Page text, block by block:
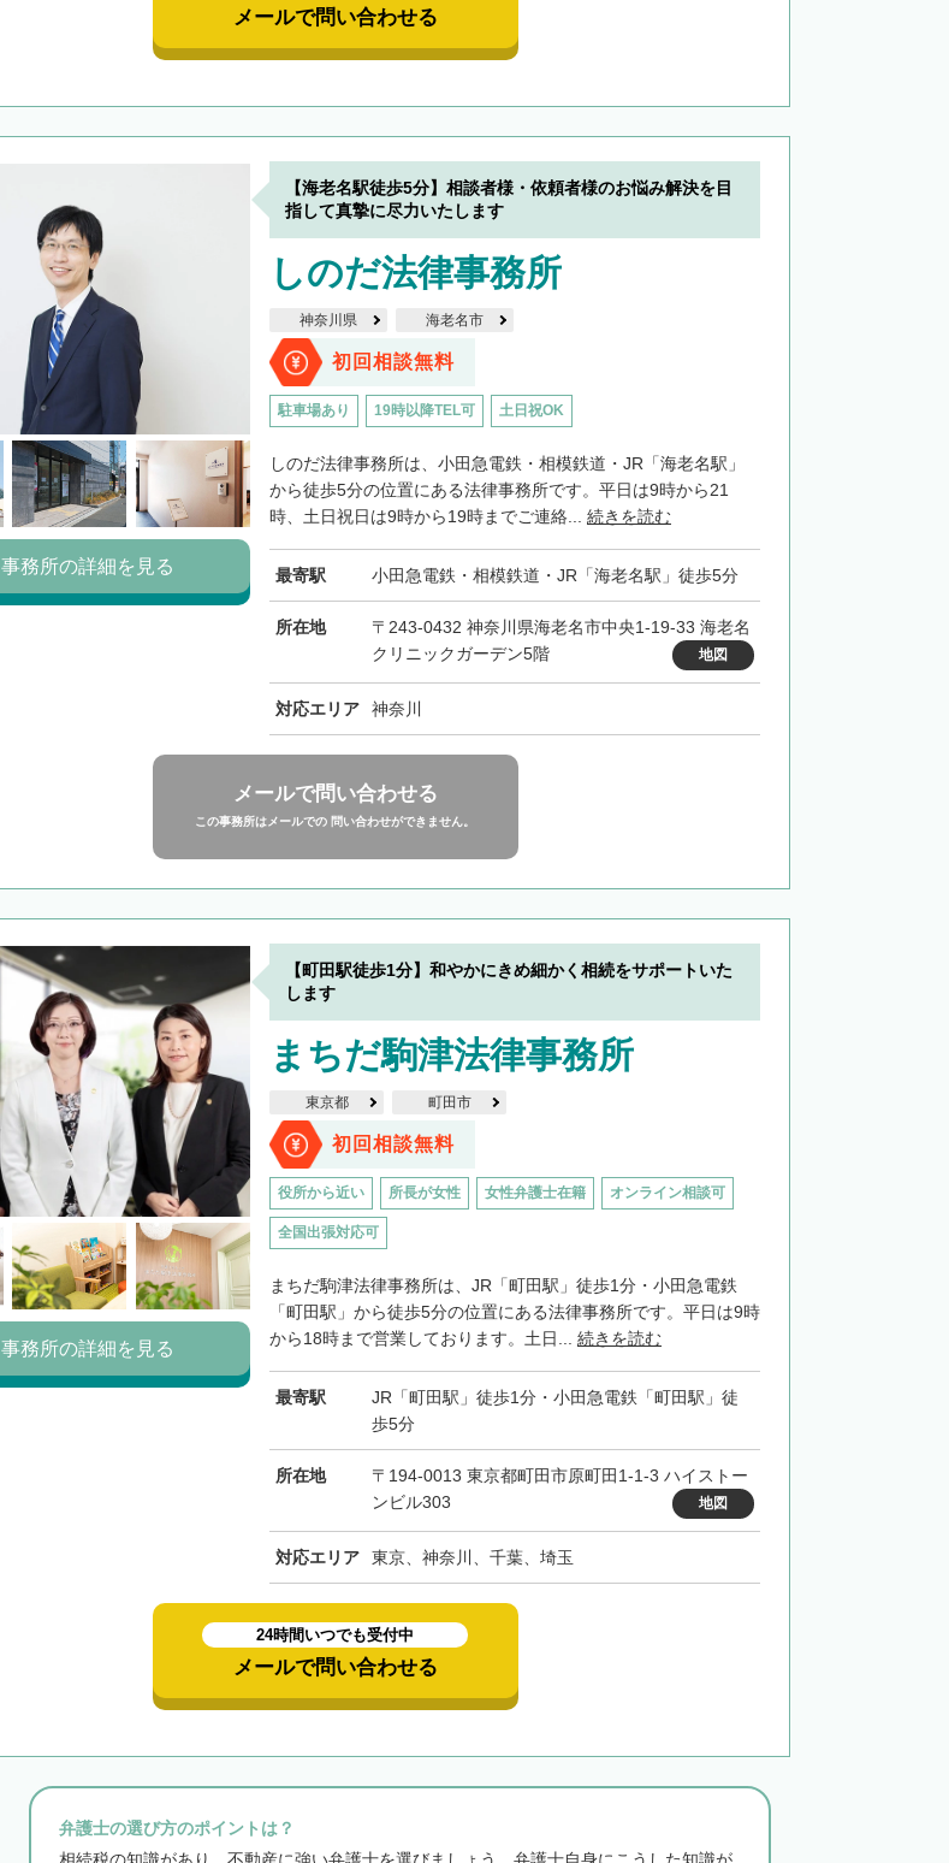
メールで問い合わせる
【海老名駅徒歩5分】相談者様・依頼者様のお悩み解決を目
指して真摯に尽力いたします
しのだ法律事務所
神奈川県 海老名市
初回相談無料
駐車場あり 19時以降TEL可 土日祝OK
しのだ法律事務所は、小田急電鉄・相模鉄道・JR「海老名駅」
から徒歩5分の位置にある法律事務所です。平日は9時から21
時、土日祝日は9時から19時までご連絡... 続きを読む
最寄駅 小田急電鉄・相模鉄道・JR「海老名駅」徒歩5分
所在地
〒243-0432 神奈川県海老名市中央1-19-33 海老名
クリニックガーデン5階
地図
対応エリア 神奈川
事務所の詳細を見る
メールで問い合わせる
この事務所はメールでの 問い合わせができません。
【町田駅徒歩1分】和やかにきめ細かく相続をサポートいた
します
まちだ駒津法律事務所
東京都 町田市
初回相談無料
役所から近い 所長が女性 女性弁護士在籍 オンライン相談可
全国出張対応可
まちだ駒津法律事務所は、JR「町田駅」徒歩1分・小田急電鉄
「町田駅」から徒歩5分の位置にある法律事務所です。平日は9時
から18時まで営業しております。土日... 続きを読む
最寄駅
JR「町田駅」徒歩1分・小田急電鉄「町田駅」徒
歩5分
所在地
〒194-0013 東京都町田市原町田1-1-3 ハイストー
ンビル303
地図
対応エリア 東京、神奈川、千葉、埼玉
事務所の詳細を見る
24時間いつでも受付中
メールで問い合わせる
弁護士の選び方のポイントは？